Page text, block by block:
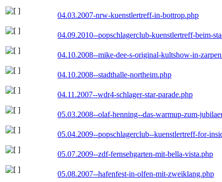
04.03.2007-nrw-kuenstlertreff-in-bottrop.php
04.09.2010--popschlagerclub-kuenstlertreff-beim-
04.10.2008--mike-dee-s-original-kultshow-in-
04.10.2008--stadthalle-northeim.php
04.11.2007--wdr4-schlager-star-parade.php
05.03.2008--olaf-henning--das-warmup-zum-
05.04.2009--popschlagerclub--kuenstlertreff-for-
05.07.2009--zdf-fernsehgarten-mit-bella-vista.php
05.08.2007--hafenfest-in-olfen-mit-zweiklang.php